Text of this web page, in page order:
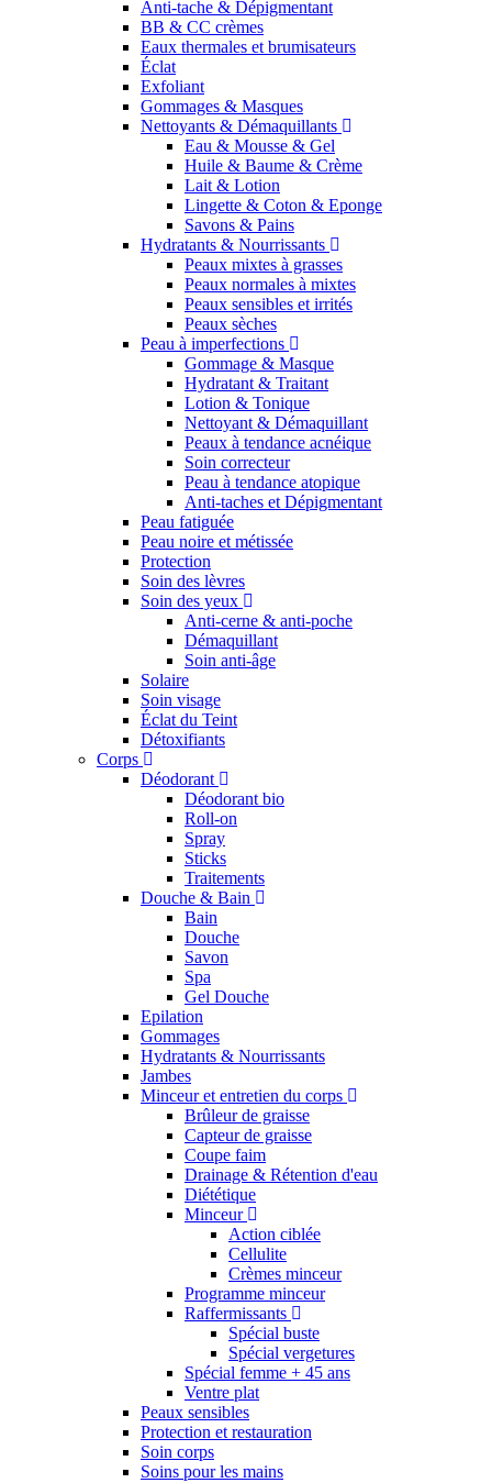
Anti-tache & Dépigmentant
BB & CC crèmes
Eaux thermales et brumisateurs
Éclat
Exfoliant
Gommages & Masques
Nettoyants & Démaquillants
Eau & Mousse & Gel
Huile & Baume & Crème
Lait & Lotion
Lingette & Coton & Eponge
Savons & Pains
Hydratants & Nourrissants
Peaux mixtes à grasses
Peaux normales à mixtes
Peaux sensibles et irrités
Peaux sèches
Peau à imperfections
Gommage & Masque
Hydratant & Traitant
Lotion & Tonique
Nettoyant & Démaquillant
Peaux à tendance acnéique
Soin correcteur
Peau à tendance atopique
Anti-taches et Dépigmentant
Peau fatiguée
Peau noire et métissée
Protection
Soin des lèvres
Soin des yeux
Anti-cerne & anti-poche
Démaquillant
Soin anti-âge
Solaire
Soin visage
Éclat du Teint
Détoxifiants
Corps
Déodorant
Déodorant bio
Roll-on
Spray
Sticks
Traitements
Douche & Bain
Bain
Douche
Savon
Spa
Gel Douche
Epilation
Gommages
Hydratants & Nourrissants
Jambes
Minceur et entretien du corps
Brûleur de graisse
Capteur de graisse
Coupe faim
Drainage & Rétention d'eau
Diététique
Minceur
Action ciblée
Cellulite
Crèmes minceur
Programme minceur
Raffermissants
Spécial buste
Spécial vergetures
Spécial femme + 45 ans
Ventre plat
Peaux sensibles
Protection et restauration
Soin corps
Soins pour les mains